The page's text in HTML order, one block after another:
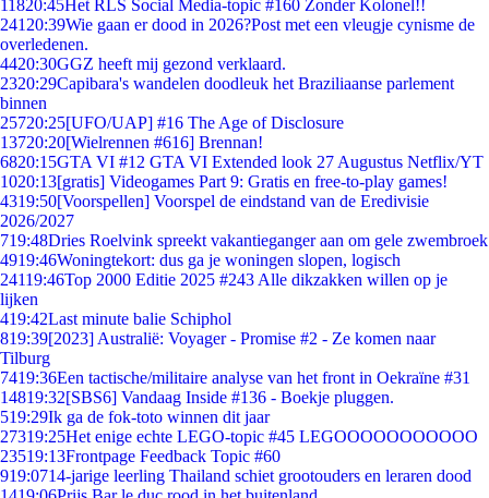
11820:45Het RLS Social Media-topic #160 Zonder Kolonel!!
241 20:39Wie gaan er dood in 2026?Post met een vleugje cynisme de
overledenen.
4420:30GGZ heeft mij gezond verklaard.
2320:29Capibara's wandelen doodleuk het Braziliaanse parlement
binnen
25720:25[UFO/UAP] #16 The Age of Disclosure
13720:20[Wielrennen #616] Brennan!
6820:15GTA VI #12 GTA VI Extended look 27 Augustus Netflix/YT
1020:13[gratis] Videogames Part 9: Gratis en free-to-play games!
4319:50[Voorspellen] Voorspel de eindstand van de Eredivisie
2026/2027
719:48Dries Roelvink spreekt vakantieganger aan om gele zwembroek
4919:46Woningtekort: dus ga je woningen slopen, logisch
24119:46Top 2000 Editie 2025 #243 Alle dikzakken willen op je
lijken
419:42Last minute balie Schiphol
819:39[2023] Australië: Voyager - Promise #2 - Ze komen naar
Tilburg
7419:36Een tactische/militaire analyse van het front in Oekraïne #31
14819:32[SBS6] Vandaag Inside #136 - Boekje pluggen.
519:29Ik ga de fok-toto winnen dit jaar
27319:25Het enige echte LEGO-topic #45 LEGOOOOOOOOOOO
23519:13Frontpage Feedback Topic #60
919:0714-jarige leerling Thailand schiet grootouders en leraren dood